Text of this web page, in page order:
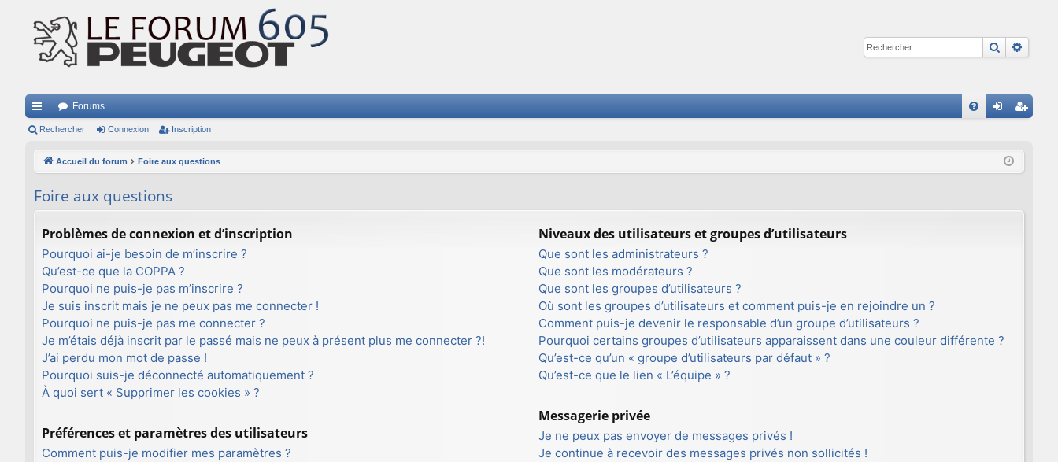
ac
ci
Forums
cri
Rechercher Connexion Inscription
Accueil du forum Foire aux questions
Foire aux questions
Problèmes de connexion et d’inscription
Pourquoi ai-je besoin de m’inscrire ?
Qu’est-ce que la COPPA ?
Pourquoi ne puis-je pas m’inscrire ?
Je suis inscrit mais je ne peux pas me connecter !
Pourquoi ne puis-je pas me connecter ?
Je m’étais déjà inscrit par le passé mais ne peux à présent plus me connecter ?!
J’ai perdu mon mot de passe !
Pourquoi suis-je déconnecté automatiquement ?
À quoi sert « Supprimer les cookies » ?
Préférences et paramètres des utilisateurs
Comment puis-je modifier mes paramètres ?
Niveaux des utilisateurs et groupes d’utilisateurs
Que sont les administrateurs ?
Que sont les modérateurs ?
Que sont les groupes d’utilisateurs ?
Où sont les groupes d’utilisateurs et comment puis-je en rejoindre un ?
Comment puis-je devenir le responsable d’un groupe d’utilisateurs ?
Pourquoi certains groupes d’utilisateurs apparaissent dans une couleur différente ?
Qu’est-ce qu’un « groupe d’utilisateurs par défaut » ?
Qu’est-ce que le lien « L’équipe » ?
Messagerie privée
Je ne peux pas envoyer de messages privés !
Je continue à recevoir des messages privés non sollicités !